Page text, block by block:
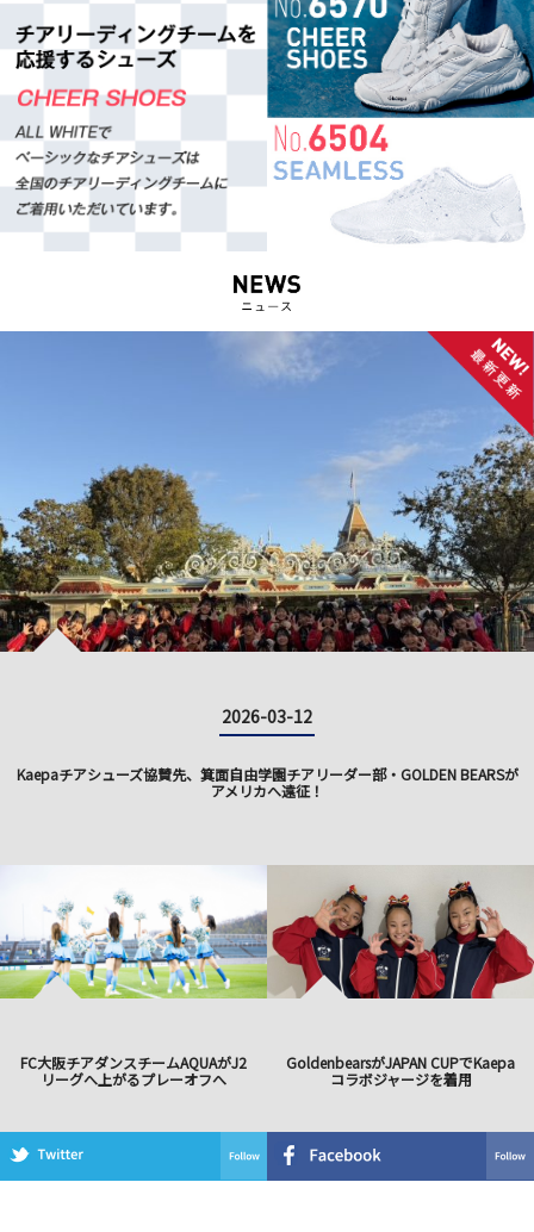
2026-03-12
Kaepaチアシューズ協賛先、箕面自由学園チアリーダー部・GOLDEN BEARSが
アメリカへ遠征！
FC大阪チアダンスチームAQUAがJ2
リーグへ上がるプレーオフへ
GoldenbearsがJAPAN CUPでKaepa
コラボジャージを着用